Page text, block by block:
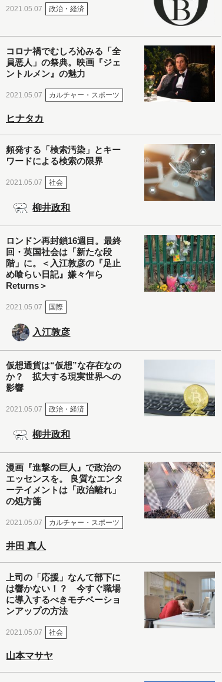
2021.05.07 政治・経済
コロナ禍でむしろ沁みる「全
員悪人」の祭典。映画『ジェ
ントルメン』の魅力
2021.05.07 カルチャー・スポーツ
ヒナタカ
頻発する「検索汚染」とキー
ワードによる検索の限界
2021.05.07 社会
柳井政和
ロンドン再封鎖16週目。最終
回・英国社会は「新たな段
階」に。＜入江敦彦の『足止
め喰らい日記』嫌々乍ら
Returns＞
2021.05.07 国際
入江敦彦
仮想通貨は“仮想”な存在なの
か？ 拡大する現実世界への
影響
2021.05.07 政治・経済
柳井政和
漫画『進撃の巨人』で政治の
エッセンスを。 良質なエンタ
ーテイメントは「政治離れ」
の処方箋
2021.05.07 カルチャー・スポーツ
井田 真人
上司の「応援」なんて部下に
は響かない！？ 今すぐ職場
に導入するべきモチベーショ
ンアップの方法
2021.05.07 社会
山本マサヤ